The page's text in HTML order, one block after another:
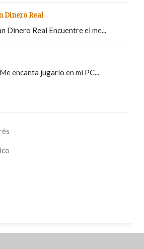
Dinero Real
Dinero Real Encuentre el me...
encanta jugarlo en mi PC...